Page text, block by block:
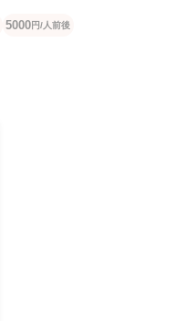
5000円/人前後